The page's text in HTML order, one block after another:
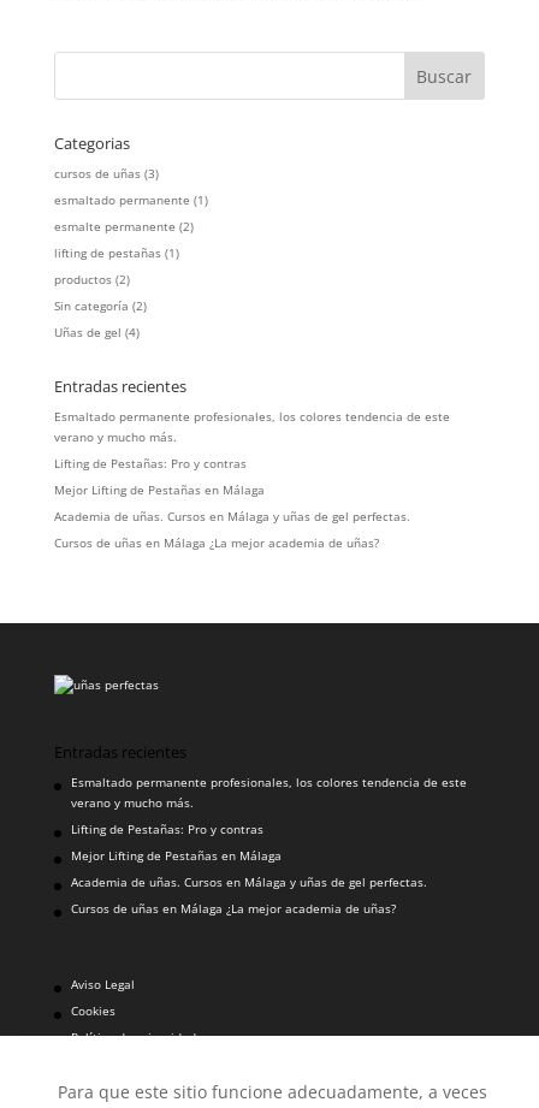
Categorias
cursos de uñas(3)
esmaltado permanente (1)
esmalte permanente (2)
lifting de pestañas(1)
productos(2)
Sin categoría (2)
Uñas de gel (4)
Entradas recientes
Esmaltado permanente profesionales, los colores tendencia de este
verano y mucho más.
Lifting de Pestañas: Pro y contras
Mejor Lifting de Pestañas en Málaga
Academia de uñas. Cursos en Málaga y uñas de gel perfectas.
Cursos de uñas en Málaga ¿La mejor academia de uñas?
Entradas recientes
Esmaltado permanente profesionales, los colores tendencia de este
verano y mucho más.
Lifting de Pestañas: Pro y contras
Mejor Lifting de Pestañas en Málaga
Academia de uñas. Cursos en Málaga y uñas de gel perfectas.
Cursos de uñas en Málaga ¿La mejor academia de uñas?
Aviso Legal
Cookies
Política de privacidad
Para que este sitio funcione adecuadamente, a veces